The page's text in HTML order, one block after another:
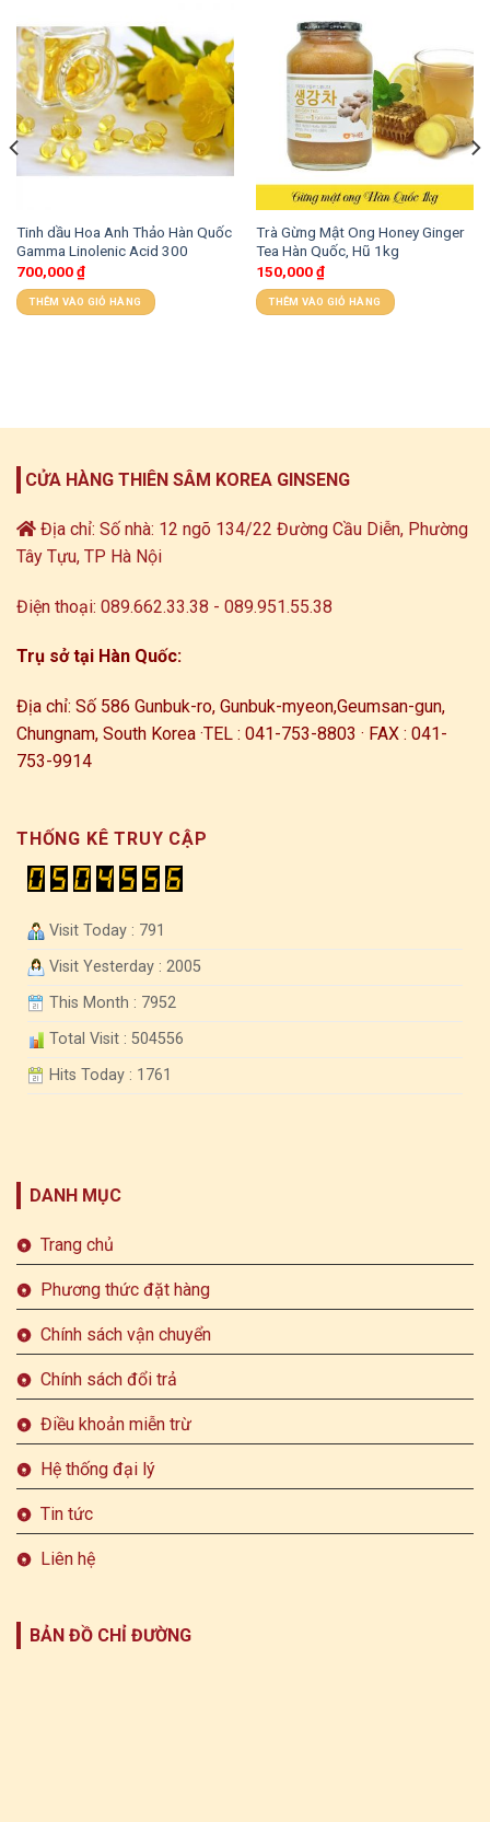
Tinh dầu Hoa Anh Thảo Hàn Quốc
Gamma Linolenic Acid 300
700,000₫
THÊM VÀO GIỎ HÀNG
Trà Gừng Mật Ong Honey Ginger
Tea Hàn Quốc, Hũ 1kg
150,000₫
THÊM VÀO GIỎ HÀNG
CỬA HÀNG THIÊN SÂM KOREA GINSENG
Địa chỉ: Số nhà: 12 ngõ 134/22 Đường Cầu Diễn, Phường
Tây Tựu, TP Hà Nội
Điện thoại: 089.662.33.38 - 089.951.55.38
Trụ sở tại Hàn Quốc:
Địa chỉ: Số 586 Gunbuk-ro, Gunbuk-myeon,Geumsan-gun,
Chungnam, South Korea ·TEL : 041-753-8803 · FAX : 041-
753-9914
THỐNG KÊ TRUY CẬP
Visit Today : 791
Visit Yesterday : 2005
This Month : 7952
Total Visit : 504556
Hits Today : 1761
DANH MỤC
Trang chủ
Phương thức đặt hàng
Chính sách vận chuyển
Chính sách đổi trả
Điều khoản miễn trừ
Hệ thống đại lý
Tin tức
Liên hệ
BẢN ĐỒ CHỈ ĐƯỜNG